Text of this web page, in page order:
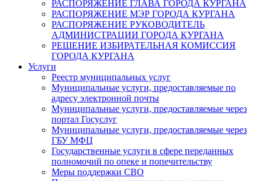
РАСПОРЯЖЕНИЕ ГЛАВА ГОРОДА КУРГАНА
РАСПОРЯЖЕНИЕ МЭР ГОРОДА КУРГАНА
РАСПОРЯЖЕНИЕ РУКОВОДИТЕЛЬ
АДМИНИСТРАЦИИ ГОРОДА КУРГАНА
РЕШЕНИЕ ИЗБИРАТЕЛЬНАЯ КОМИССИЯ
ГОРОДА КУРГАНА
Услуги
Реестр муниципальных услуг
Муниципальные услуги, предоставляемые по
адресу электронной почты
Муниципальные услуги, предоставляемые через
портал Госуслуг
Муниципальные услуги, предоставляемые через
ГБУ МФЦ
Государственные услуги в сфере переданных
полномочий по опеке и попечительству
Меры поддержки СВО